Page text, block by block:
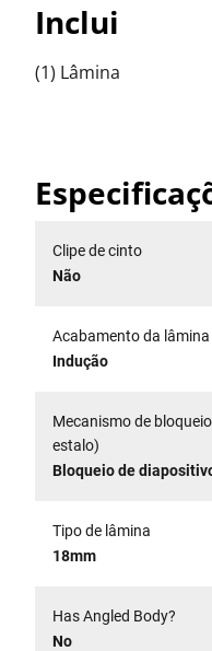
Inclui
(1) Lâmina
Clipe de cinto
Não
Acabamento da lâmina
Indução
Mecanismo de
estalo)
Bloqueio de
Tipo de lâmina
18mm
Has Angled Body?
No